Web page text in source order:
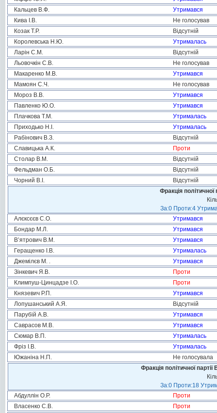
Кальцев В.Ф.
Утримався
Кива І.В.
Не голосував
Козак Т.Р.
Відсутній
Королевська Н.Ю.
Утрималась
Ларін С.М.
Відсутній
Льовочкін С.В.
Не голосував
Макаренко М.В.
Утримався
Мамоян С.Ч.
Не голосував
Мороз В.В.
Утримався
Павленко Ю.О.
Утримався
Плачкова Т.М.
Утрималась
Приходько Н.І.
Утрималась
Рабінович В.З.
Відсутній
Славицька А.К.
Проти
Столар В.М.
Відсутній
Фельдман О.Б.
Відсутній
Чорний В.І.
Відсутній
Фракція
За:0 Проти:4
Алєксєєв С.О.
Утримався
Бондар М.Л.
Утримався
В’ятрович В.М.
Утримався
Геращенко І.В.
Утрималась
Джемілєв М. .
Утримався
Зінкевич Я.В.
Проти
Климпуш-Цинцадзе І.О.
Проти
Князевич Р.П.
Утримався
Лопушанський А.Я.
Відсутній
Парубій А.В.
Утримався
Саврасов М.В.
Утримався
Сюмар В.П.
Утрималась
Фріз І.В.
Утрималась
Южаніна Н.П.
Не голосувала
Фракція політичної
За:0 Проти:18
Абдуллін О.Р.
Проти
Власенко С.В.
Проти